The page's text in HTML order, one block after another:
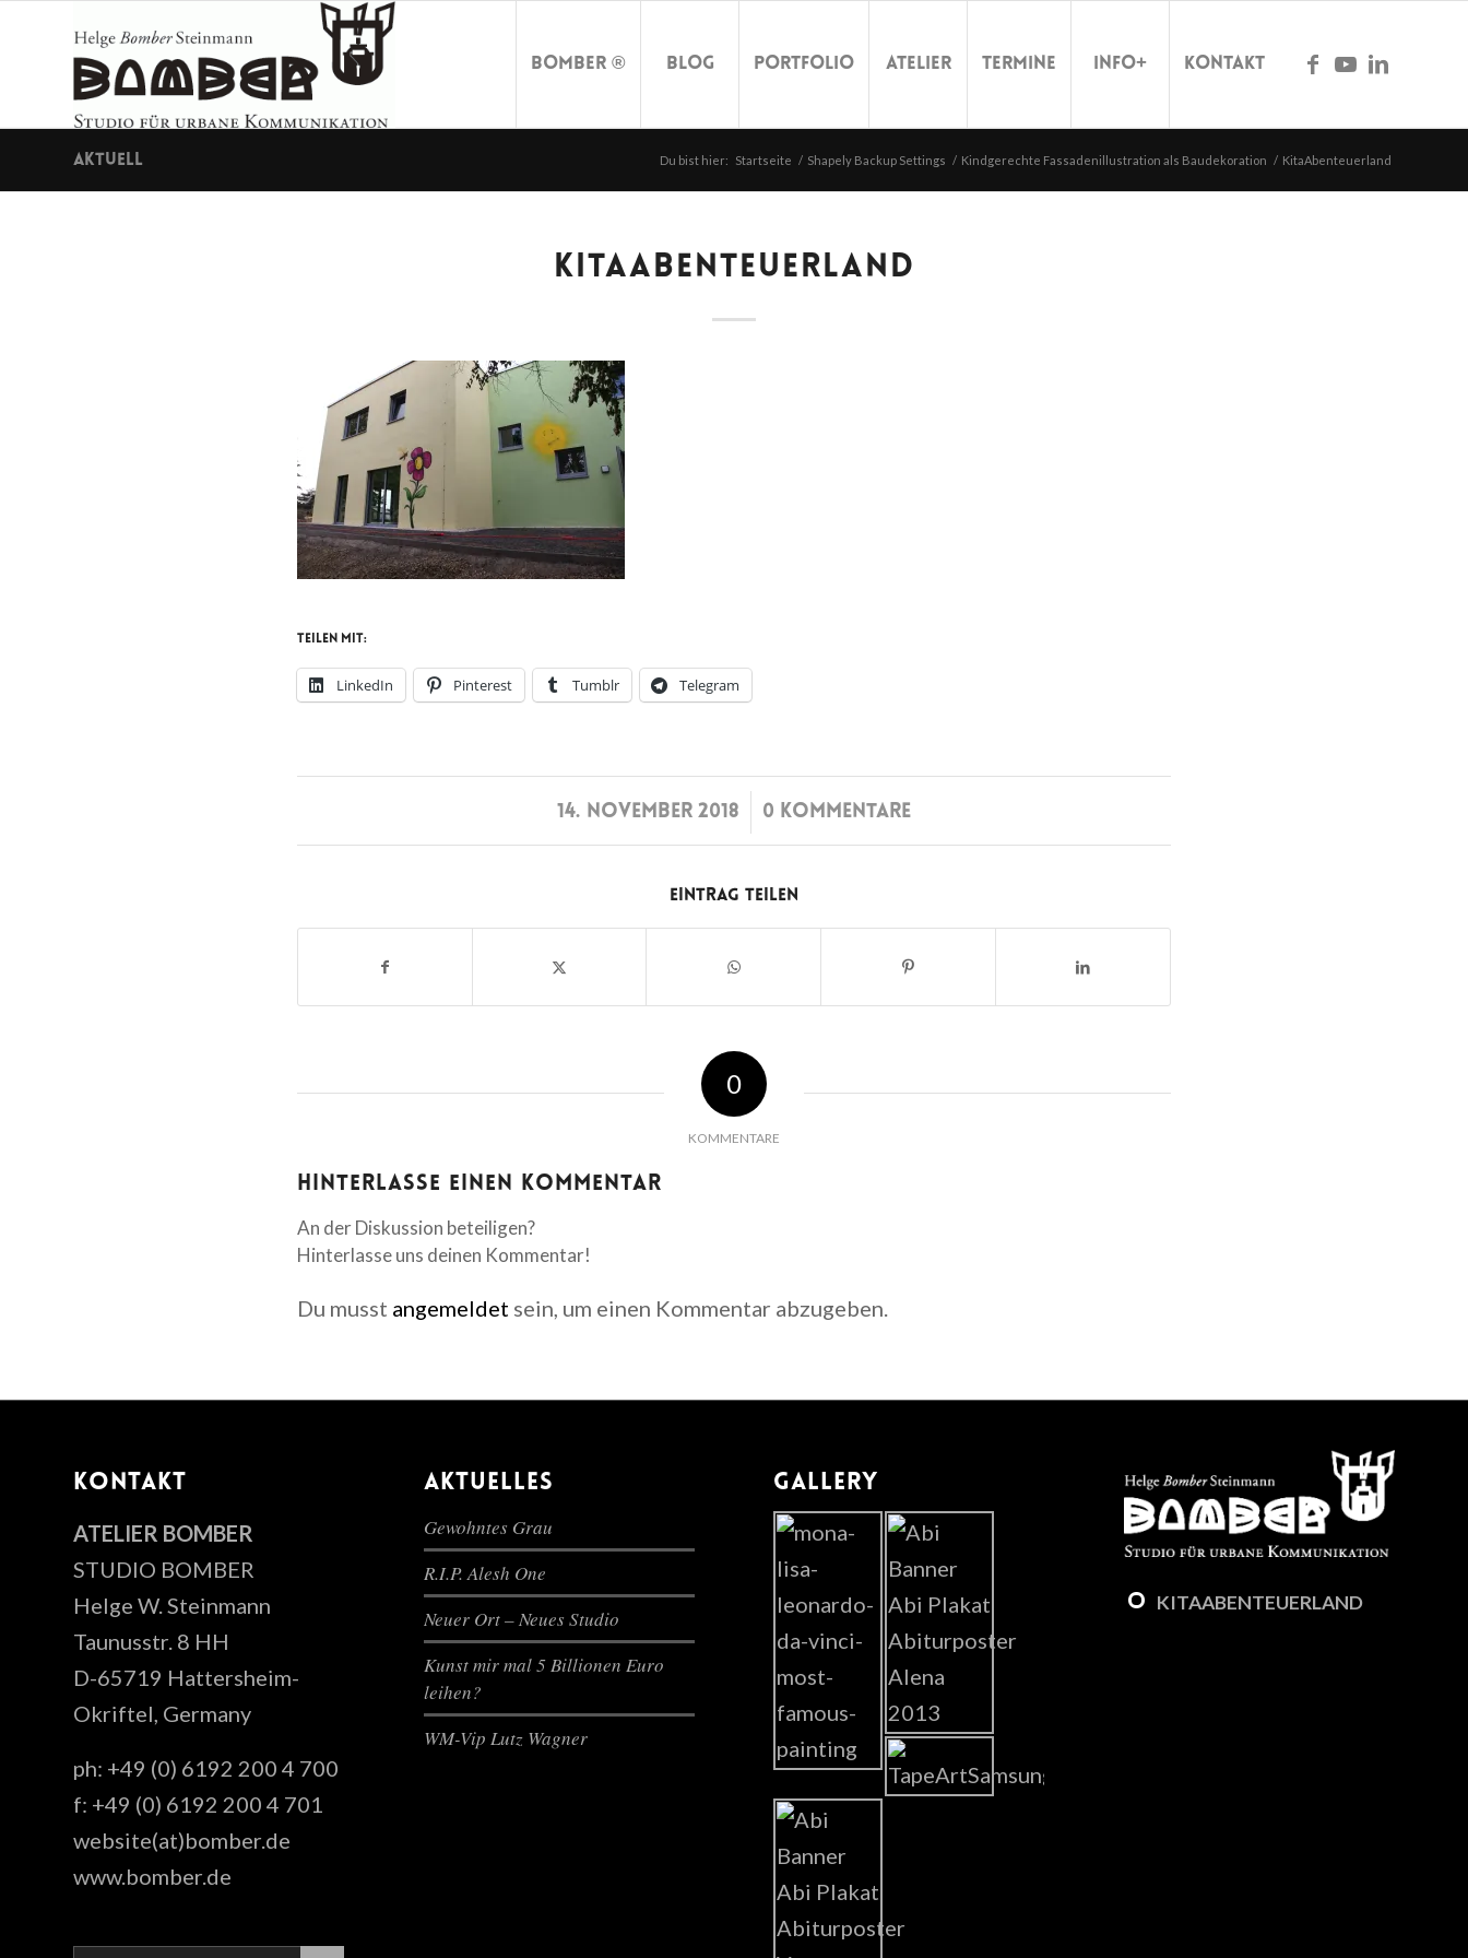
Bomber ® Blog Portfolio Atelier Termine Info+ Kontakt
Aktuell Du bist hier: Startseite / Shapely Backup Settings / Kindgerechte Fassadenillustration als Baudekoration / KitaAbenteuerland
KITAABENTEUERLAND
Teilen mit:
LinkedIn Pinterest Tumblr Telegram
14. NOVEMBER 2018
/ 0 KOMMENTARE
Eintrag teilen
0
KOMMENTARE
Hinterlasse einen Kommentar
An der Diskussion beteiligen?
Hinterlasse uns deinen Kommentar!
Du musst angemeldet sein, um einen Kommentar abzugeben.
KONTAKT
ATELIER BOMBER
STUDIO BOMBER
Helge W. Steinmann
Taunusstr. 8 HH
D-65719 Hattersheim-
Okriftel, Germany
ph: +49 (0) 6192 200 4 700
f: +49 (0) 6192 200 4 701
website(at)bomber.de
www.bomber.de
AKTUELLES
Gewohntes Grau
R.I.P. Alesh One
Neuer Ort – Neues Studio
Kunst mir mal 5 Billionen Euro
leihen?
WM-Vip Lutz Wagner
GALLERY
KITAABENTEUERLAND